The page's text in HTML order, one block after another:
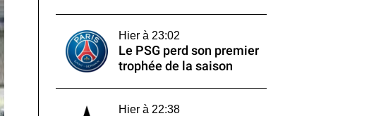
Hier à 23:02
Le PSG perd son premier
trophée de la saison
Hier à 22:38